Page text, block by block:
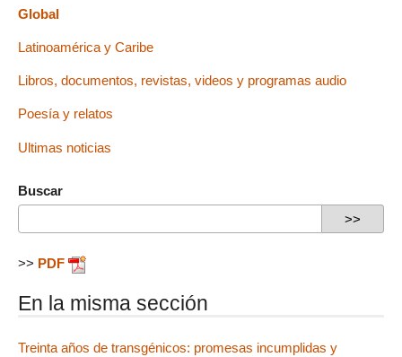
Global
Latinoamérica y Caribe
Libros, documentos, revistas, videos y programas audio
Poesía y relatos
Ultimas noticias
Buscar
>> PDF
En la misma sección
Treinta años de transgénicos: promesas incumplidas y